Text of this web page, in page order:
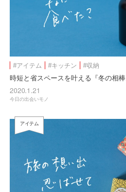
#アイテム #キッチン #収納
時短と省スペースを叶える『冬の相
2020.1.21
今日の出会いモノ
アイテム